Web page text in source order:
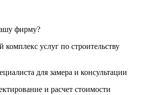
фирму?
услуг по строительству
для замера и консультации
и расчет стоимости